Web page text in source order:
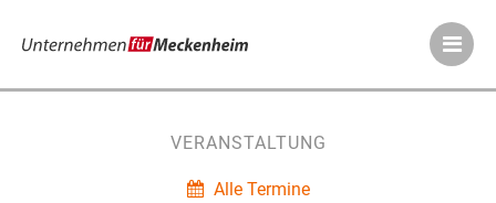
Meckenheimer
VERANSTALTUNG
Alle Termine